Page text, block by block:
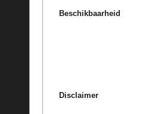
Beschikbaarheid
Disclaimer